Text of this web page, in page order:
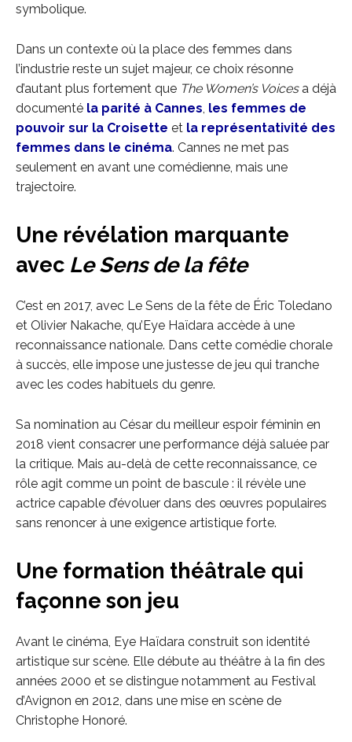
symbolique.
Dans un contexte où la place des femmes dans
l’industrie reste un sujet majeur, ce choix résonne
d’autant plus fortement que The Women’s Voicesa déjà
documenté la parité à Cannes, les femmes de
pouvoir sur la Croisette et la représentativité des
femmes dans le cinéma. Cannes ne met pas
seulement en avant une comédienne, mais une
trajectoire.
Une révélation marquante
avec Le Sens de la fête
C’est en 2017, avec Le Sens de la fête de Éric Toledano
et Olivier Nakache, qu’Eye Haïdara accède à une
reconnaissance nationale. Dans cette comédie chorale
à succès, elle impose une justesse de jeu qui tranche
avec les codes habituels du genre.
Sa nomination au César du meilleur espoir féminin en
2018 vient consacrer une performance déjà saluée par
la critique. Mais au-delà de cette reconnaissance, ce
rôle agit comme un point de bascule : il révèle une
actrice capable d’évoluer dans des œuvres populaires
sans renoncer à une exigence artistique forte.
Une formation théâtrale qui
façonne son jeu
Avant le cinéma, Eye Haïdara construit son identité
artistique sur scène. Elle débute au théâtre à la fin des
années 2000 et se distingue notamment au Festival
d’Avignon en 2012, dans une mise en scène de
Christophe Honoré.